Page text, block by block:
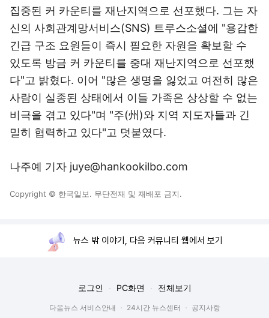
집중된 커 카운티를 재난지역으로 선포했다. 그는 자
신의 사회관계망서비스(SNS) 트루스소셜에 "용감한
긴급 구조 요원들이 즉시 필요한 자원을 확보할 수
있도록 방금 커 카운티를 중대 재난지역으로 선포했
다"고 밝혔다. 이어 "많은 생명을 잃었고 여전히 많은
사람이 실종된 상태에서 이들 가족은 상상할 수 없는
비극을 겪고 있다"며 "주(州)와 지역 지도자들과 긴
밀히 협력하고 있다"고 덧붙였다.
나주예 기자 juye@hankookilbo.com
Copyright © 한국일보. 무단전재 및 재배포 금지.
뉴스 밖 이야기, 다음 커뮤니티 웹에서 보기
로그인 PC화면 전체보기
다음뉴스 서비스안내 24시간 뉴스센터
공지사항